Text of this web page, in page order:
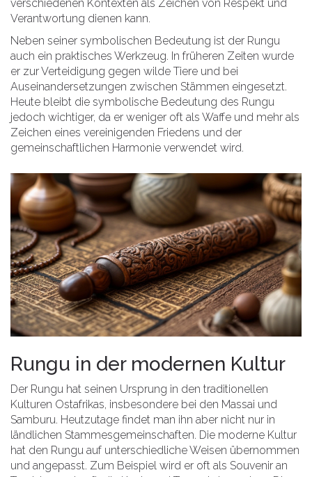
verschiedenen Kontexten als Zeichen von Respekt und
Verantwortung dienen kann.
Neben seiner symbolischen Bedeutung ist der Rungu
auch ein praktisches Werkzeug. In früheren Zeiten wurde
er zur Verteidigung gegen wilde Tiere und bei
Auseinandersetzungen zwischen Stämmen eingesetzt.
Heute bleibt die symbolische Bedeutung des Rungu
jedoch wichtiger, da er weniger oft als Waffe und mehr als
Zeichen eines vereinigenden Friedens und der
gemeinschaftlichen Harmonie verwendet wird.
Rungu in der modernen Kultur
Der Rungu hat seinen Ursprung in den traditionellen
Kulturen Ostafrikas, insbesondere bei den Massai und
Samburu. Heutzutage findet man ihn aber nicht nur in
ländlichen Stammesgemeinschaften. Die moderne Kultur
hat den Rungu auf unterschiedliche Weisen übernommen
und angepasst. Zum Beispiel wird er oft als Souvenir an